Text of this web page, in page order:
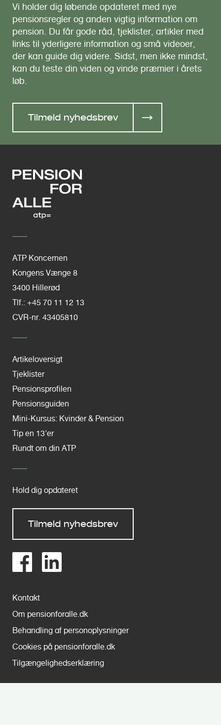
Vi holder dig løbende opdateret med nye
pensionsregler og anden vigtig information om
pension. Du får gode råd, tjeklister, artikler med
links til yderligere information og små videoer,
der kan guide dig videre. Sidst, men ikke mindst,
kan du teste din viden og vinde præmier i årets
løb.
Tilmeld nyhedsbrev
ATP Koncernen
Kongens Vænge 8
3400 Hillerød
Tlf.: +45 70 11 12 13
CVR-nr. 43405810
Artikeloversigt
Tjeklister
Pensionsprofilen
Pensionsguiden
Mini-Kursus: Kvinder & Pension
Tip en 13'er
Rundt om din ATP
Hold dig opdateret
Tilmeld nyhedsbrev
Kontakt
Om pensionforalle.dk
Behandling af personoplysninger
Cookies på pensionforalle.dk
Tilgængelighedserklæring